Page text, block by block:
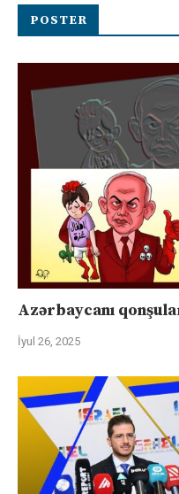
POSTER
Azərbaycanı
İyul 26, 2025